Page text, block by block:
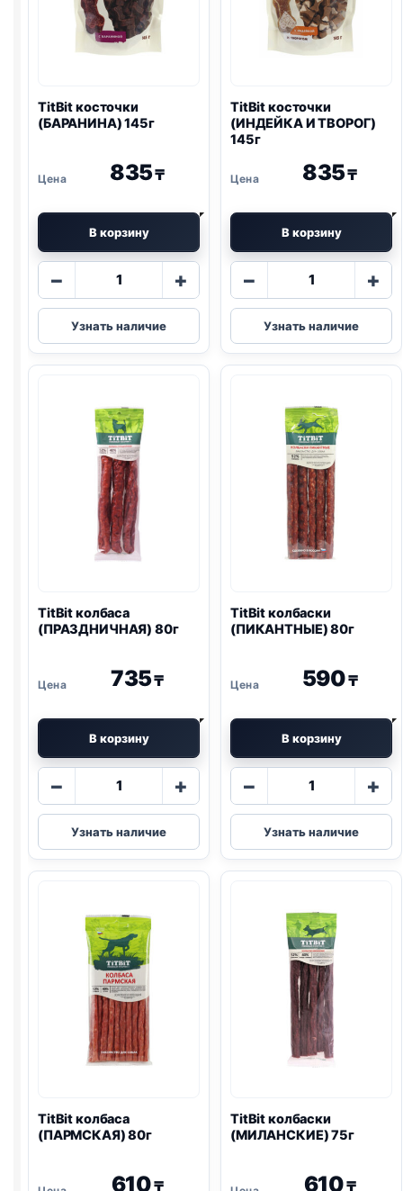
TitBit косточки
(БАРАНИНА) 145г
835₸
В корзину
−
Количество
TitBit
косточки
(БАРАНИНА)
+
Узнать наличие
TitBit косточки
(ИНДЕЙКА И ТВОРОГ)
145г
835₸
В корзину
−
Количество
TitBit
косточки
(ИНДЕЙКА
145г
+
Узнать наличие
TitBit колбаса
(ПРАЗДНИЧНАЯ) 80г
735₸
В корзину
−
Количество
TitBit
колбаса
(ПРАЗДНИЧНАЯ)
+
Узнать наличие
TitBit колбаски
(ПИКАНТНЫЕ) 80г
590₸
В корзину
−
Количество
TitBit
колбаски
+
Узнать наличие
TitBit колбаса
(ПАРМСКАЯ) 80г
610₸
TitBit колбаски
(МИЛАНСКИЕ) 75г
610₸